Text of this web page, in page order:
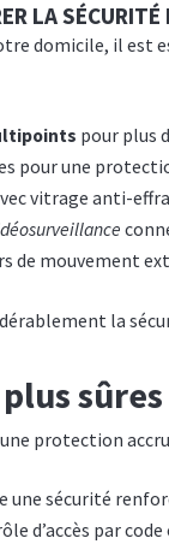
LA
domicile, il est
pour plus
pour une
vitrage anti-
de mouvement
la
protection
une sécurité
d’accès par